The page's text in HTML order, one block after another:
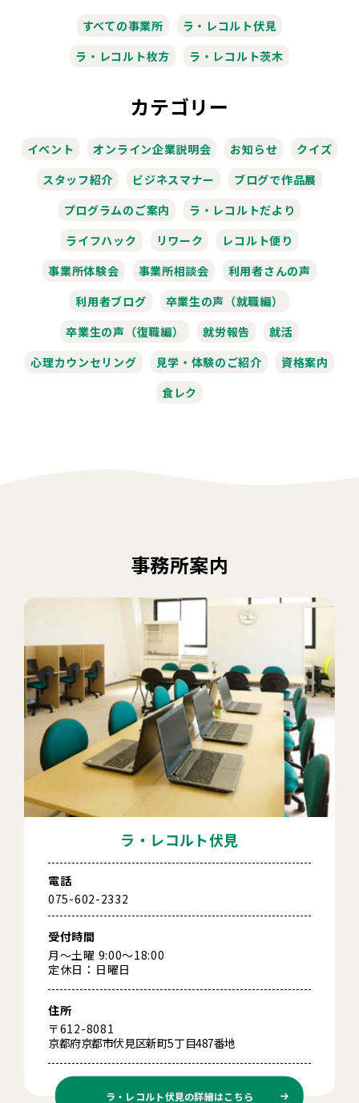
すべての事業所
ラ・レコルト伏見
ラ・レコルト枚方
ラ・レコルト茨木
カテゴリー
イベント オンライン企業説明会 お知らせ
クイズ
スタッフ紹介
ビジネスマナー
ブログで作品展
プログラムのご案内
ラ・レコルトだより
ライフハック
リワーク
レコルト便り
事業所体験会
事業所相談会
利用者さんの声
利用者ブログ
卒業生の声（就職編）
卒業生の声（復職編）
就労報告
就活
心理カウンセリング
見学・体験のご紹介
資格案内
食レク
事務所案内
ラ・レコルト伏見
電話
075-602-2332
受付時間
月～土曜 9:00～18:00
定休日：日曜日
住所
〒612-8081
京都府京都市伏見区新町5丁目487番地
ラ・レコルト伏見の詳細はこちら